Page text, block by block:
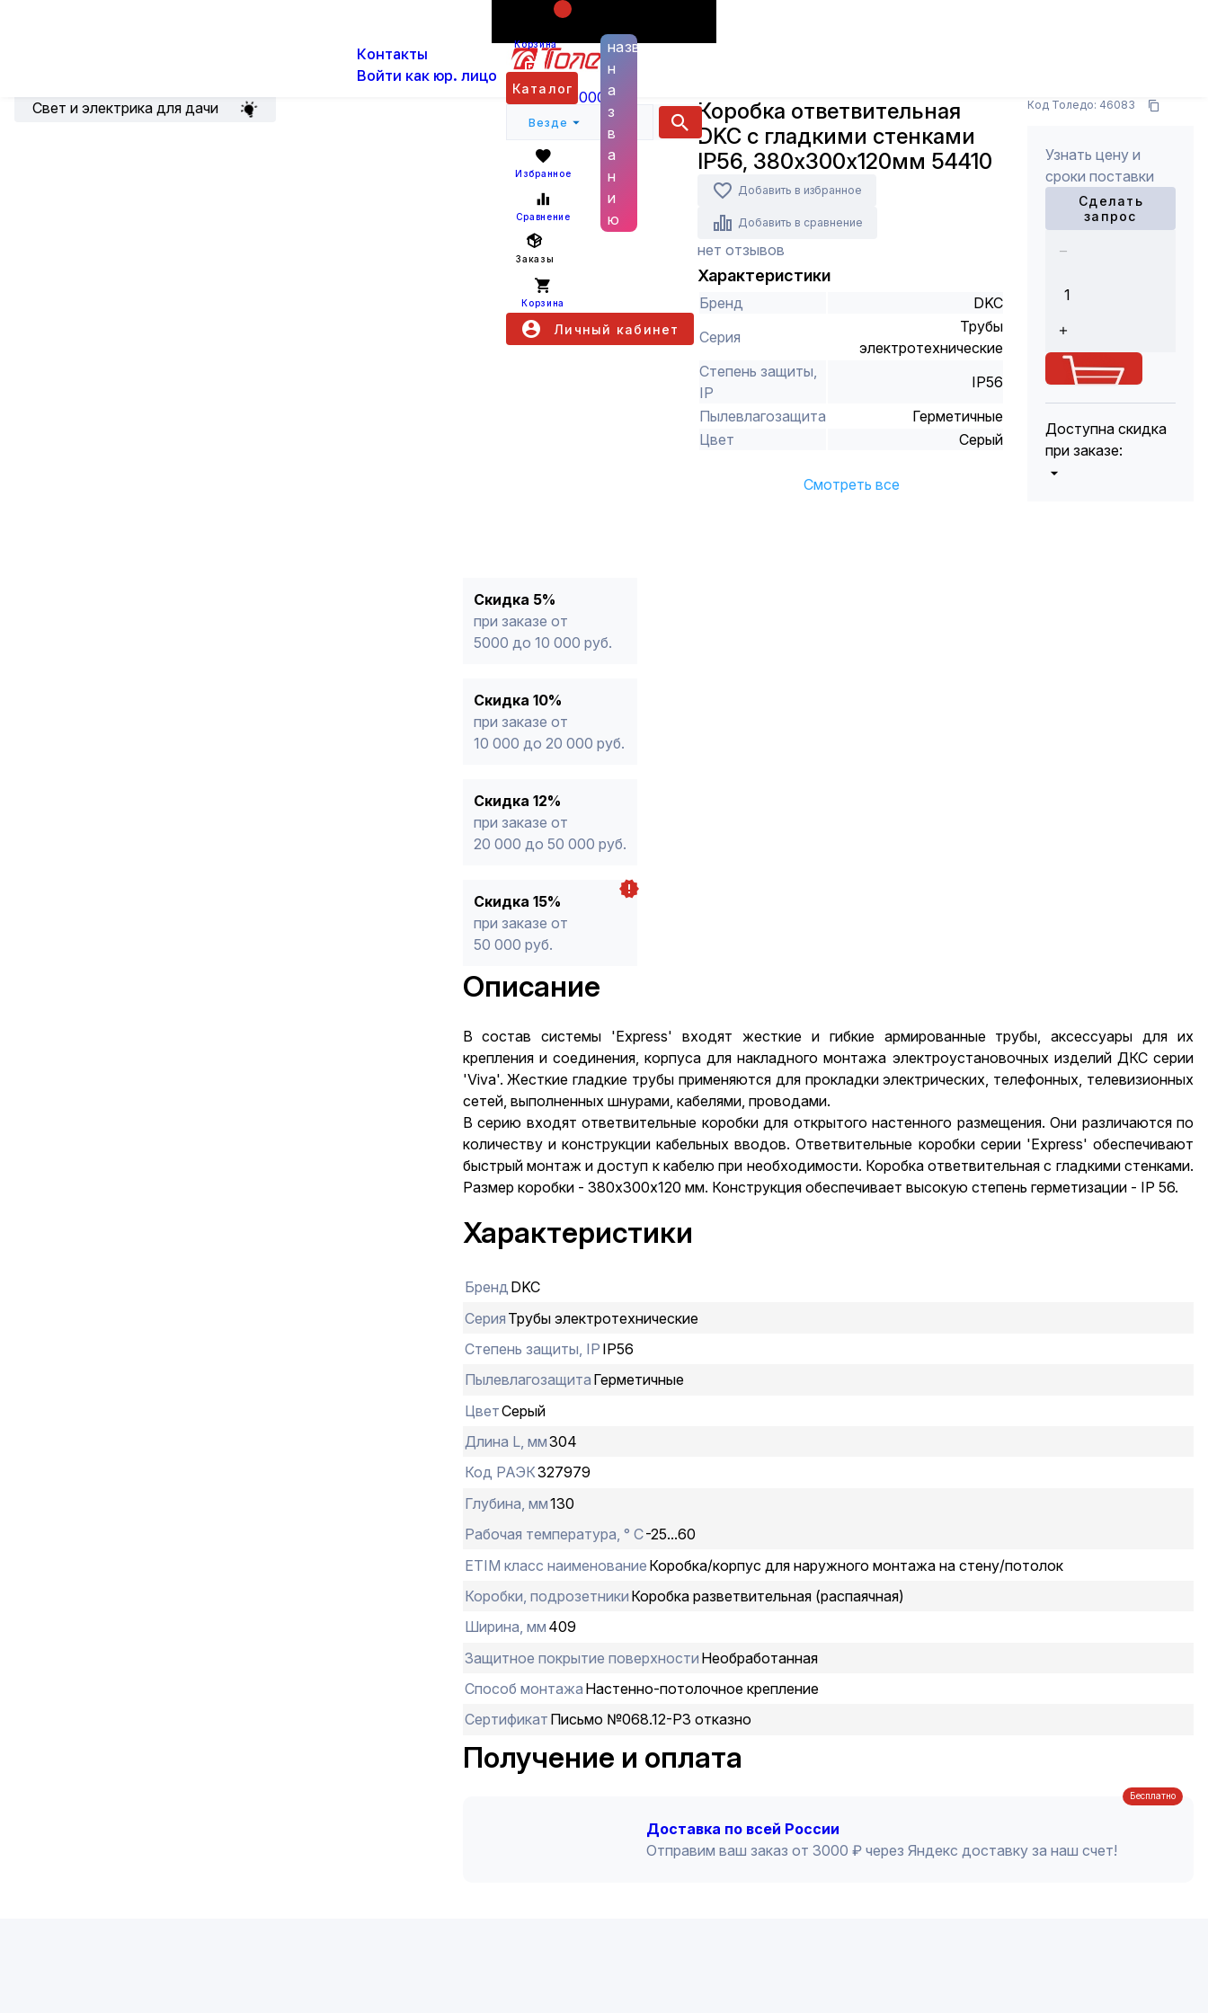
Контакты
Войти как юр. лицо
Корзина
+7 (800) 6000 600
Каталог
Везде
названию
н
а
з
в
а
н
и
ю
Избранное
Сравнение
Заказы
Корзина
Личный кабинет
Свет и электрика для дачи
Каталог Установка, Выключатели, Розетки и аксессуары
Коробка ответвительная DKC с гладкими стенками IP56, 380х300х120мм 54410
Коробка ответвительная
DKC с гладкими стенками
IP56, 380х300х120мм 54410
Добавить в избранное
Добавить в сравнение
нет отзывов
Характеристики
Бренд
DKC
Серия
Трубы
электротехнические
Степень защиты,
IP
IP56
Пылевлагозащита
Герметичные
Цвет
Серый
Смотреть все
Код Толедо: 46083
Узнать цену и
сроки поставки
Сделать
запрос
Доступна скидка
при заказе:
Скидка 5%
при заказе от
5000 до 10 000 руб.
Скидка 10%
при заказе от
10 000 до 20 000 руб.
Скидка 12%
при заказе от
20 000 до 50 000 руб.
Скидка 15%
при заказе от
50 000 руб.
Описание
В состав системы 'Express' входят жесткие и гибкие армированные трубы, аксессуары для их
крепления и соединения, корпуса для накладного монтажа электроустановочных изделий ДКС серии
'Viva'. Жесткие гладкие трубы применяются для прокладки электрических, телефонных, телевизионных
сетей, выполненных шнурами, кабелями, проводами.
В серию входят ответвительные коробки для открытого настенного размещения. Они различаются по
количеству и конструкции кабельных вводов. Ответвительные коробки серии 'Express' обеспечивают
быстрый монтаж и доступ к кабелю при необходимости. Коробка ответвительная с гладкими стенками.
Размер коробки - 380х300х120 мм. Конструкция обеспечивает высокую степень герметизации - IP 56.
Характеристики
Бренд DKC
Серия Трубы электротехнические
Степень защиты, IP IP56
Пылевлагозащита Герметичные
ЦветСерый
Длина L, мм304
Код РАЭК327979
Глубина, мм130
Рабочая температура, ° С-25...60
ETIM класс наименование Коробка/корпус для наружного монтажа на стену/потолок
Коробки, подрозетники Коробка разветвительная (распаячная)
Ширина, мм 409
Защитное покрытие поверхности Необработанная
Способ монтажа Настенно-потолочное крепление
Сертификат Письмо №068.12-РЗ отказно
Получение и оплата
Бесплатно
Доставка по всей России
Отправим ваш заказ от 3000 ₽ через Яндекс доставку за наш счет!